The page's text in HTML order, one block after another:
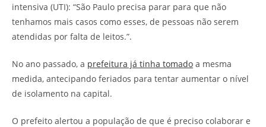
intensiva (UTI): “São Paulo precisa parar para que não
tenhamos mais casos como esses, de pessoas não serem
atendidas por falta de leitos.”.
No ano passado, a prefeitura já tinha tomado a mesma
medida, antecipando feriados para tentar aumentar o nível
de isolamento na capital.
O prefeito alertou a população de que é preciso colaborar e